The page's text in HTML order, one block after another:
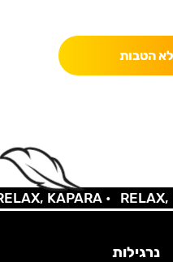
הטבות
KAPARA • RELAX,
נרגילות